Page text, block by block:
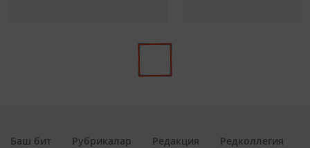
Баш бит Рубрикалар Редакция Редколлегия